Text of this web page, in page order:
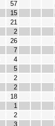
57
15
21
2
26
7
4
5
2
2
18
1
2
3